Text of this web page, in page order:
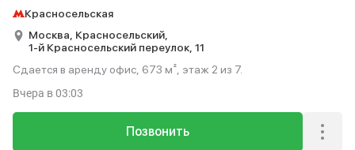
Красносельская
Москва, Красносельский,
1-й Красносельский переулок, 11
Сдается в аренду офис, 673 м², этаж 2 из 7.
Позвонить
Вчера в 03:03